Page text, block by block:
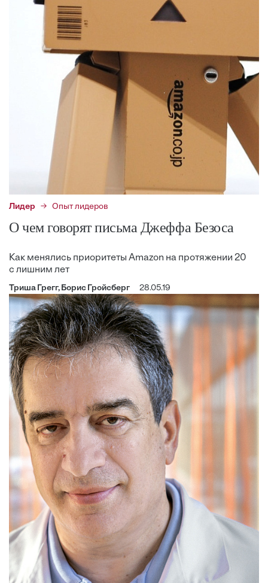
Лидер Опыт лидеров
О чем говорят письма Джеффа Безоса
Как менялись приоритеты Amazon на протяжении 20
с лишним лет
Триша Грегг, Борис Гройсберг 28.05.19